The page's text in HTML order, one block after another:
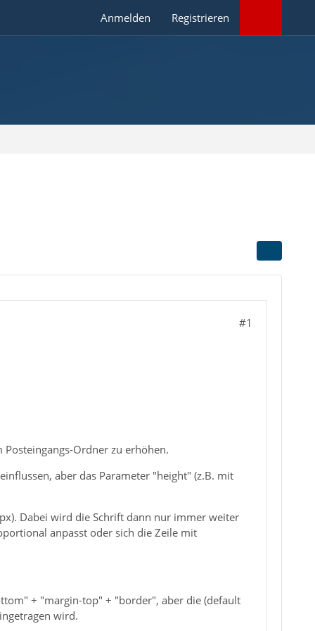
Anmelden Registrieren
#1
Ordner zu erhöhen.
aber das Parameter "height" (z.B. mit
Dabei wird die Schrift dann nur immer weiter
anpasst oder sich die Zeile mit
+ "margin-top" + "border", aber die (default
wird.